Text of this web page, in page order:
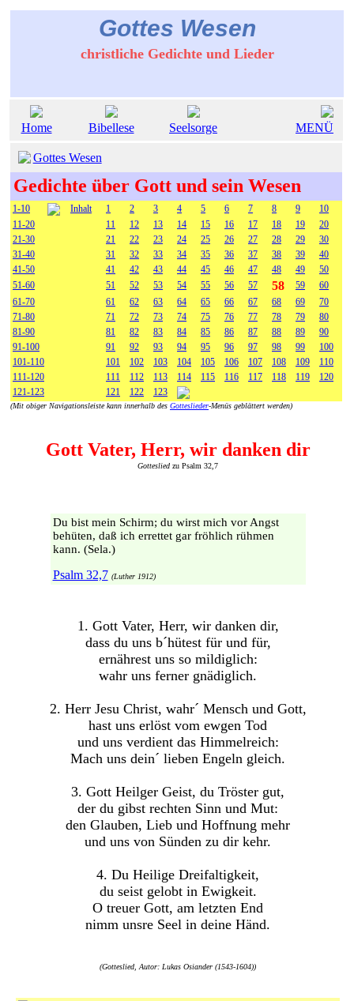
Gottes Wesen
christliche Gedichte und Lieder
Home Bibellese Seelsorge MENÜ
Gottes Wesen
Gedichte über Gott und sein Wesen
1-10 Inhalt 1 2 3 4 5 6 7 8 9
10
11-20
11 12 13 14 15 16 17 18 19
20
21-30
21 22 23 24 25 26 27 28 29
30
31-40
31 32 33 34 35 36 37 38 39
40
41-50
41 42 43 44 45 46 47 48 49
50
51-60
51 52 53 54 55 56 57 58 59
60
61-70
61 62 63 64 65 66 67 68 69
70
71-80
71 72 73 74 75 76 77 78 79
80
81-90
81 82 83 84 85 86 87 88 89
90
91-100
91 92 93 94 95 96 97 98 99
100
101-110
101 102 103 104 105 106 107 108 109
110
111-120
111 112 113 114 115 116 117 118 119
120
121-123
121 122 123
(Mit obiger Navigationsleiste kann innerhalb des Gotteslieder-Menüs geblättert werden)
Gott Vater, Herr, wir danken dir
Gotteslied zu Psalm 32,7
Du bist mein Schirm; du wirst mich vor Angst
behüten, daß ich errettet gar fröhlich rühmen
kann. (Sela.)
Psalm 32,7 (Luther 1912)
1. Gott Vater, Herr, wir danken dir,
dass du uns b´hütest für und für,
ernährest uns so mildiglich:
wahr uns ferner gnädiglich.
2. Herr Jesu Christ, wahr´ Mensch und Gott,
hast uns erlöst vom ewgen Tod
und uns verdient das Himmelreich:
Mach uns dein´ lieben Engeln gleich.
3. Gott Heilger Geist, du Tröster gut,
der du gibst rechten Sinn und Mut:
den Glauben, Lieb und Hoffnung mehr
und uns von Sünden zu dir kehr.
4. Du Heilige Dreifaltigkeit,
du seist gelobt in Ewigkeit.
O treuer Gott, am letzten End
nimm unsre Seel in deine Händ.
(Gotteslied, Autor: Lukas Osiander (1543-1604))